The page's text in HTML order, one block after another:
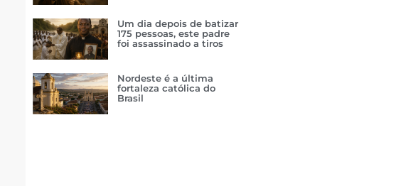
Um dia depois de batizar
175 pessoas, este padre
foi assassinado a tiros
Nordeste é a última
fortaleza católica do
Brasil